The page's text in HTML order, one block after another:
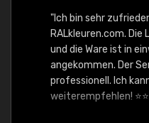
"Ich bin sehr
RALkleuren.com. Die
und die Ware ist in
angekommen. Der
professionell. Ich
weiterempfehlen!